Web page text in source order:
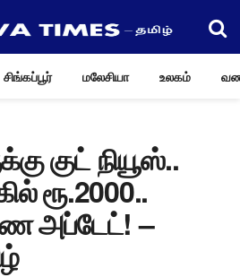
சிங்கப்பூர் மலேசியா உலகம்
குட் நியூஸ்..
ரூ.2000..
அப்டேட்! –